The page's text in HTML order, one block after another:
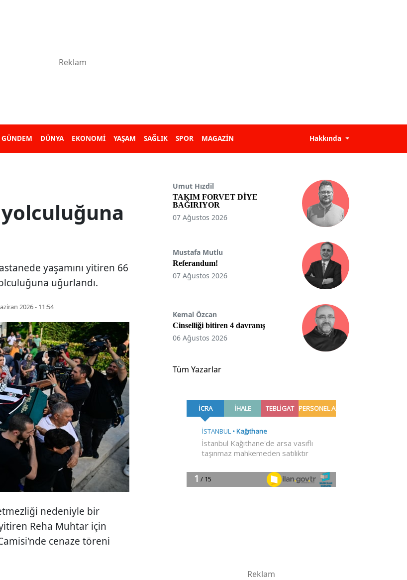
GÜNDEM DÜNYA EKONOMİ YAŞAM SAĞLIK SPOR MAGAZİN Hakkında
yaşamını yitiren 66
uğurlandı.
2026 - 11:54
nedeniyle bir
Reha Muhtar için
cenaze töreni
Umut Hızdil
TAKIM FORVET DİYE
BAĞIRIYOR
07 Ağustos 2026
Mustafa Mutlu
Referandum!
07 Ağustos 2026
Kemal Özcan
Cinselliği bitiren 4 davranış
06 Ağustos 2026
Tüm Yazarlar